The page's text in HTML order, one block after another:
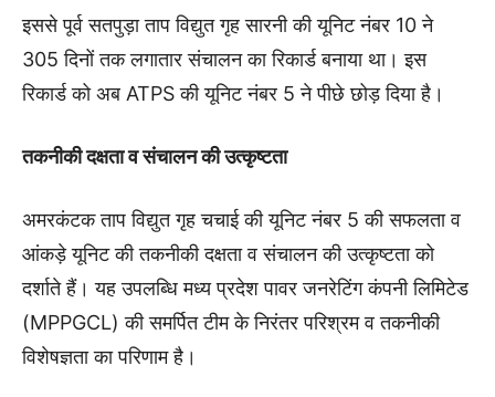
इससे पूर्व सतपुड़ा ताप विद्युत गृह सारनी की यूनिट नंबर 10 ने
305 दिनों तक लगातार संचालन का रिकार्ड बनाया था। इस
रिकार्ड को अब ATPS की यूनिट नंबर 5 ने पीछे छोड़ दिया है।
तकनीकी दक्षता व संचालन की उत्कृष्टता
अमरकंटक ताप विद्युत गृह चचाई की यूनिट नंबर 5 की सफलता व
आंकड़े यूनिट की तकनीकी दक्षता व संचालन की उत्कृष्टता को
दर्शाते हैं। यह उपलब्धि मध्य प्रदेश पावर जनरेटिंग कंपनी लिमिटेड
(MPPGCL) की समर्पित टीम के निरंतर परिश्रम व तकनीकी
विशेषज्ञता का परिणाम है।